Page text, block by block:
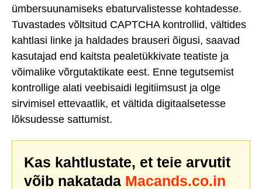
ümbersuunamiseks ebaturvalistesse kohtadesse.
Tuvastades võltsitud CAPTCHA kontrollid, vältides
kahtlasi linke ja haldades brauseri õigusi, saavad
kasutajad end kaitsta pealetükkivate teatiste ja
võimalike võrgutaktikate eest. Enne tegutsemist
kontrollige alati veebisaidi legitiimsust ja olge
sirvimisel ettevaatlik, et vältida digitaalsetesse
lõksudesse sattumist.
Kas kahtlustate, et teie arvutit
võib nakatada Macands.co.in